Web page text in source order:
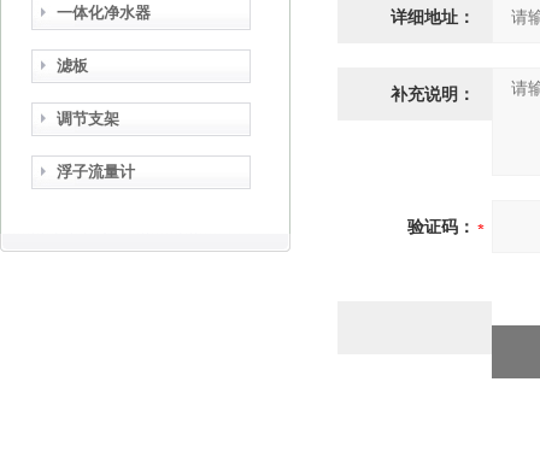
一体化净水器
滤板
调节支架
浮子流量计
详细地址：
补充说明：
验证码：